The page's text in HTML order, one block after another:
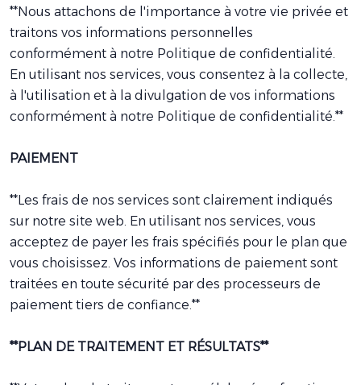
**Nous attachons de l'importance à votre vie privée et
traitons vos informations personnelles
conformément à notre Politique de confidentialité.
En utilisant nos services, vous consentez à la collecte,
à l'utilisation et à la divulgation de vos informations
conformément à notre Politique de confidentialité.**
PAIEMENT
**Les frais de nos services sont clairement indiqués
sur notre site web. En utilisant nos services, vous
acceptez de payer les frais spécifiés pour le plan que
vous choisissez. Vos informations de paiement sont
traitées en toute sécurité par des processeurs de
paiement tiers de confiance.**
**PLAN DE TRAITEMENT ET RÉSULTATS**